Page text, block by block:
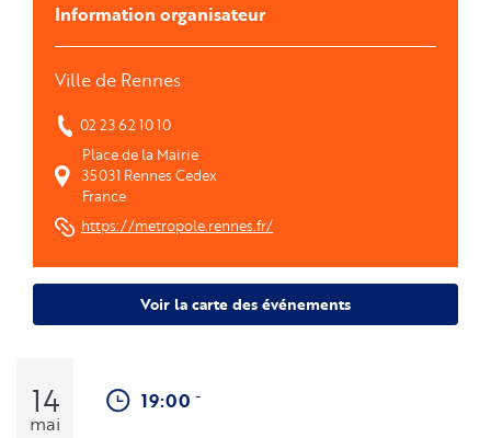
Information organisateur
Ville de Rennes
02 23 62 10 10
Place de la Mairie
35031 Rennes Cedex
France
https://metropole.rennes.fr/
Voir la carte des événements
14
mai
19:00 -